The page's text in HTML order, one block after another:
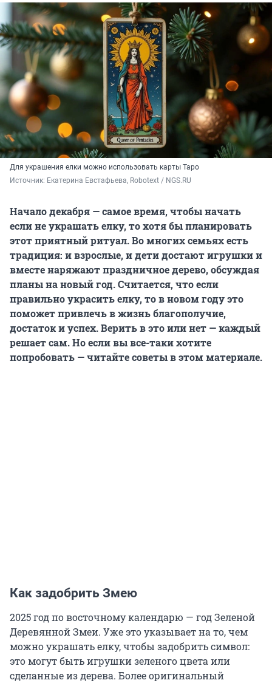
Для украшения елки можно использовать карты Таро
Источник: Екатерина Евстафьева, Robotext / NGS.RU
Начало декабря — самое время, чтобы начать
если не украшать елку, то хотя бы планировать
этот приятный ритуал. Во многих семьях есть
традиция: и взрослые, и дети достают игрушки и
вместе наряжают праздничное дерево, обсуждая
планы на новый год. Считается, что если
правильно украсить елку, то в новом году это
поможет привлечь в жизнь благополучие,
достаток и успех. Верить в это или нет — каждый
решает сам. Но если вы все-таки хотите
попробовать — читайте советы в этом материале.
Как задобрить Змею
2025 год по восточному календарю — год Зеленой
Деревянной Змеи. Уже это указывает на то, чем
можно украшать елку, чтобы задобрить символ:
это могут быть игрушки зеленого цвета или
сделанные из дерева. Более оригинальный